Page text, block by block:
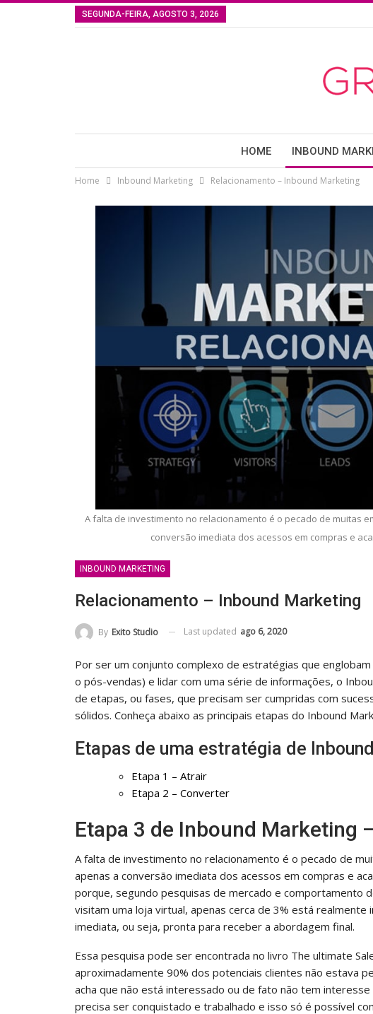
SEGUNDA-FEIRA, AGOSTO 3, 2026
HOME INBOUND
Home Inbound Marketing Relacionamento – Inbound Marketing
A falta de investimento no relacionamento é o pecado de muitas
conversão imediata dos acessos em compras e
INBOUND MARKETING
Relacionamento – Inbound Marketing
By Exito Studio Last updated ago 6, 2020
Por ser um conjunto complexo de estratégias que
o pós-vendas) e lidar com uma série de informações, o
de etapas, ou fases, que precisam ser cumpridas com
sólidos. Conheça abaixo as principais etapas do Inbound
Etapas de uma estratégia de
Etapa 1 – Atrair
Etapa 2 – Converter
Etapa 3 de Inbound Marketing
A falta de investimento no relacionamento é o pecado de
apenas a conversão imediata dos acessos em compras e
porque, segundo pesquisas de mercado e comportamento
visitam uma loja virtual, apenas cerca de 3% está
imediata, ou seja, pronta para receber a abordagem final.
Essa pesquisa pode ser encontrada no livro The ultimate
aproximadamente 90% dos potenciais clientes não estava
acha que não está interessado ou de fato não tem
precisa ser conquistado e trabalhado e isso só é possível